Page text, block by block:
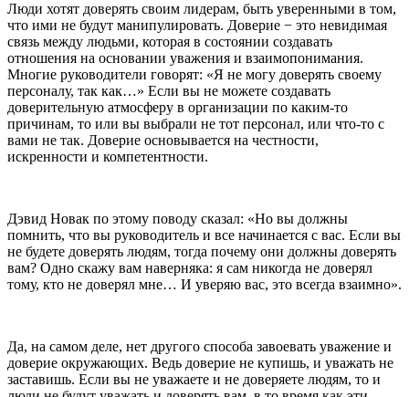
Люди хотят доверять своим лидерам, быть уверенными в том,
что ими не будут манипулировать. Доверие − это невидимая
связь между людьми, которая в состоянии создавать
отношения на основании уважения и взаимопонимания.
Многие руководители говорят: «Я не могу доверять своему
персоналу, так как…» Если вы не можете создавать
доверительную атмосферу в организации по каким-то
причинам, то или вы выбрали не тот персонал, или что-то с
вами не так. Доверие основывается на честности,
искренности и компетентности.
Дэвид Новак по этому поводу сказал: «Но вы долж­ны
помнить, что вы руководитель и все начинается с вас. Если вы
не будете доверять людям, тогда почему они должны доверять
вам? Одно скажу вам наверняка: я сам никогда не доверял
тому, кто не доверял мне… И уверяю вас, это всегда взаимно».
Да, на самом деле, нет другого способа завоевать уважение и
доверие окружающих. Ведь доверие не купишь, и уважать не
заставишь. Если вы не уважаете и не доверяете людям, то и